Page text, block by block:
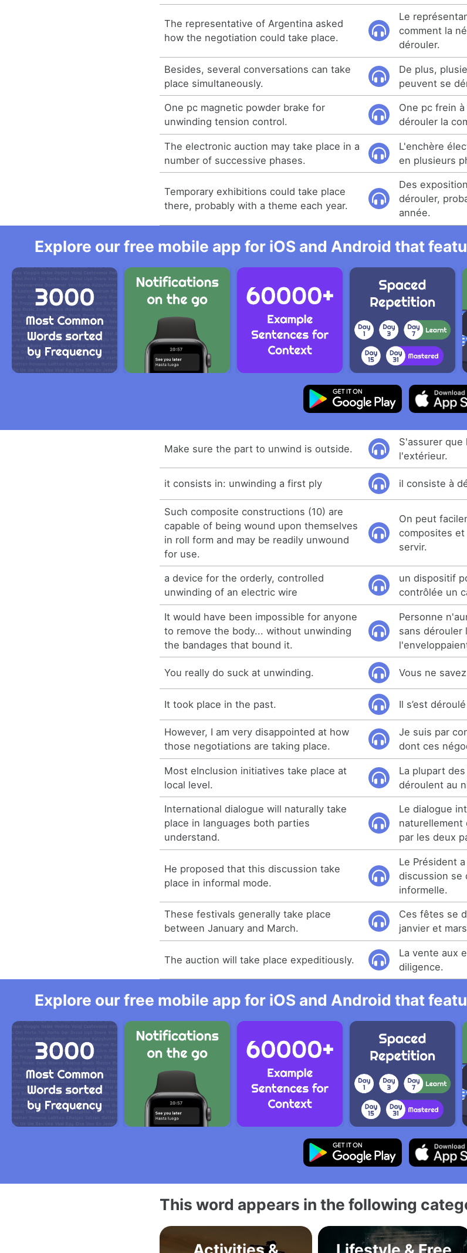
The representative of Argentina asked
how the negotiation could take place.
Le
comment la
dérouler.
Besides, several conversations can take
place simultaneously.
De plus,
peuvent se
One pc magnetic powder brake for
unwinding tension control.
One pc frein
dérouler la
The electronic auction may take place in a
number of successive phases.
L'enchère
en plusieurs
Temporary exhibitions could take place
there, probably with a theme each year.
Des
dérouler,
année.
Explore our free mobile app for iOS and Android that
Make sure the part to unwind is outside.
S'assurer que
l'extérieur.
it consists in: unwinding a first ply il consiste à
Such composite constructions (10) are
capable of being wound upon themselves
in roll form and may be readily unwound
for use.
On peut
composites
servir.
a device for the orderly, controlled
unwinding of an electric wire
un dispositif
contrôlée un
It would have been impossible for anyone
to remove the body... without unwinding
the bandages that bound it.
Personne
sans dérouler
You really do suck at unwinding. Vous ne
It took place in the past. Il s’est
However, I am very disappointed at how
those negotiations are taking place.
Je suis par
dont ces
Most eInclusion initiatives take place at
local level.
La plupart
déroulent au
International dialogue will naturally take
place in languages both parties
understand.
Le dialogue
naturellement
par les deux
He proposed that this discussion take
place in informal mode.
Le Président
discussion se
informelle.
These festivals generally take place
between January and March.
Ces fêtes se
janvier et
The auction will take place expeditiously.
La vente aux
diligence.
Explore our free mobile app for iOS and Android that
This word appears in the following